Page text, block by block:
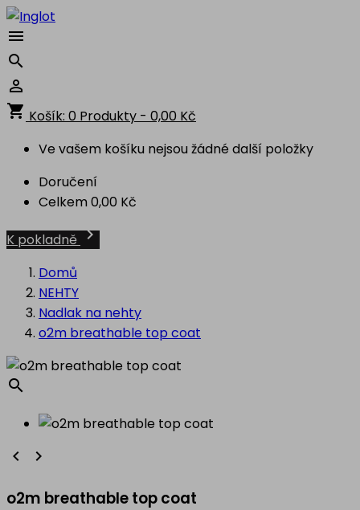



shopping_cart Košík: 0 Produkty - 0,00 Kč
Ve vašem košíku nejsou žádné další položky
Doručení
Celkem0,00 Kč
K pokladně
Domů
NEHTY
Nadlak na nehty
o2m breathable top coat
search
 
o2m breathable top coat